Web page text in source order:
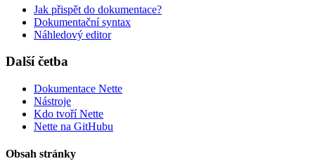
Jak přispět do dokumentace?
Dokumentační syntax
Náhledový editor
Další četba
Dokumentace Nette
Nástroje
Kdo tvoří Nette
Nette na GitHubu
Obsah stránky